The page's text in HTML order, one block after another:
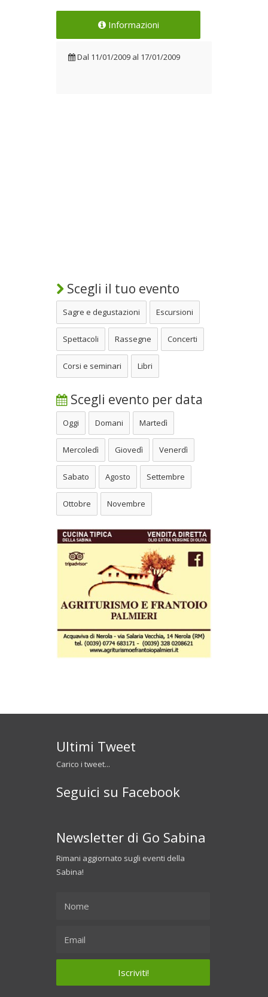
Informazioni
Dal 11/01/2009 al 17/01/2009
Scegli il tuo evento
Sagre e degustazioni Escursioni
Spettacoli Rassegne Concerti
Corsi e seminari Libri
Scegli evento per data
Oggi Domani Martedì
Mercoledì Giovedì Venerdì
Sabato Agosto Settembre
Ottobre Novembre
Ultimi Tweet
Carico i tweet...
Seguici su Facebook
Newsletter di Go Sabina
Rimani aggiornato sugli eventi della
Sabina!